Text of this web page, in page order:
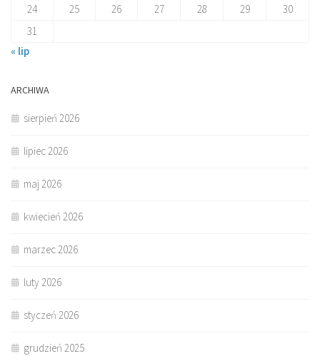
24
25 26 27 28 29
30
31
« lip
ARCHIWA
sierpień 2026
lipiec 2026
maj 2026
kwiecień 2026
marzec 2026
luty 2026
styczeń 2026
grudzień 2025